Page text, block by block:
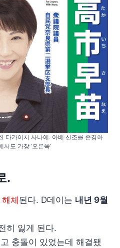
다카이치 사나에. 아베 신조를 존경하
도 가장 ‘오른쪽’
.
체 된다. D데이는 내년 9월
히 잃게 된다.
충돌이 있었는데 해결됐